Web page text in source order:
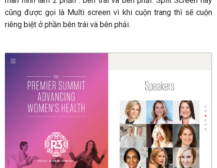
cũng được gọi là Multi screen vì khi cuộn trang thì sẽ cuộn
riêng biệt ở phần bên trái và bên phải.